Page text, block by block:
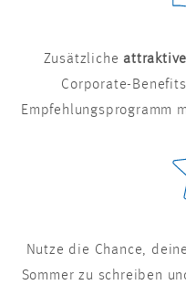
Zusätzliche
Corporate-
Empfehlungsprogramm
Nutze die Chance, deine
Sommer zu schreiben